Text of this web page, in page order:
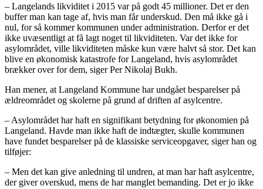
– Langelands likviditet i 2015 var på godt 45 millioner. Det er den
buffer man kan tage af, hvis man får underskud. Den må ikke gå i
nul, for så kommer kommunen under administration. Derfor er det
ikke uvæsentligt at få lagt noget til likviditeten. Var det ikke for
asylområdet, ville likviditeten måske kun være halvt så stor. Det kan
blive en økonomisk katastrofe for Langeland, hvis asylområdet
brækker over for dem, siger Per Nikolaj Bukh.
Han mener, at Langeland Kommune har undgået besparelser på
ældreområdet og skolerne på grund af driften af asylcentre.
– Asylområdet har haft en signifikant betydning for økonomien på
Langeland. Havde man ikke haft de indtægter, skulle kommunen
have fundet besparelser på de klassiske serviceopgaver, siger han og
tilføjer:
– Men det kan give anledning til undren, at man har haft asylcentre,
der giver overskud, mens de har manglet bemanding. Det er jo ikke